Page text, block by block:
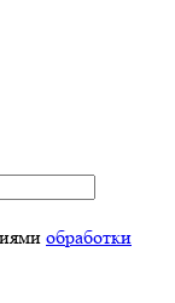
обработки